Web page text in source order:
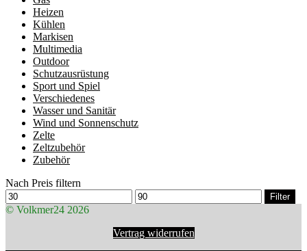
Heizen
Kühlen
Markisen
Multimedia
Outdoor
Schutzausrüstung
Sport und Spiel
Verschiedenes
Wasser und Sanitär
Wind und Sonnenschutz
Zelte
Zeltzubehör
Zubehör
Nach Preis filtern
Min.
Preis
Max.
Preis
Filter
© Volkmer24 2026
Vertrag widerrufen